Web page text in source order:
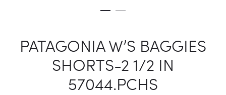
PATAGONIA W’S BAGGIES
SHORTS-2 1/2 IN
57044.PCHS